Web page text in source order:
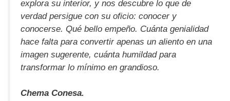
explora su interior, y nos descubre lo que de
verdad persigue con su oficio: conocer y
conocerse. Qué bello empeño. Cuánta genialidad
hace falta para convertir apenas un aliento en una
imagen sugerente, cuánta humildad para
transformar lo mínimo en grandioso.
Chema Conesa.